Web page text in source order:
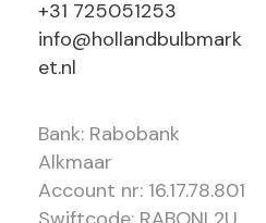
+31 725051253
info@hollandbulbmark
et.nl
Bank: Rabobank
Alkmaar
Account nr: 16.17.78.801